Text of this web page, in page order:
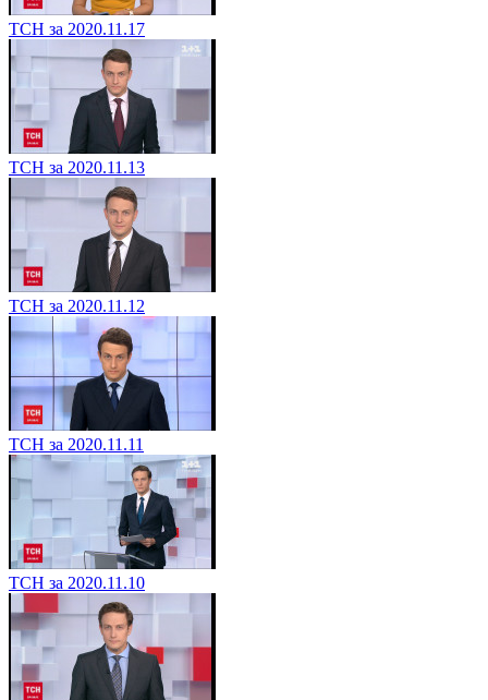
ТСН за 2020.11.17
ТСН за 2020.11.13
ТСН за 2020.11.12
ТСН за 2020.11.11
ТСН за 2020.11.10